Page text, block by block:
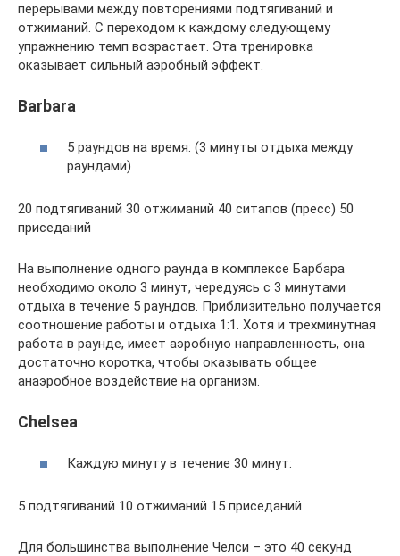
перерывами между повторениями подтягиваний и
отжиманий. С переходом к каждому следующему
упражнению темп возрастает. Эта тренировка
оказывает сильный аэробный эффект.
Barbara
5 раундов на время: (3 минуты отдыха между
раундами)
20 подтягиваний 30 отжиманий 40 ситапов (пресс) 50
приседаний
На выполнение одного раунда в комплексе Барбара
необходимо около 3 минут, чередуясь с 3 минутами
отдыха в течение 5 раундов. Приблизительно получается
соотношение работы и отдыха 1:1. Хотя и трехминутная
работа в раунде, имеет аэробную направленность, она
достаточно коротка, чтобы оказывать общее
анаэробное воздействие на организм.
Chelsea
Каждую минуту в течение 30 минут:
5 подтягиваний 10 отжиманий 15 приседаний
Для большинства выполнение Челси – это 40 секунд